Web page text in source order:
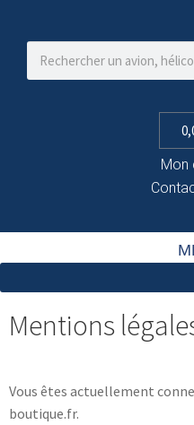
Mon
Mentions
Vous êtes actuellement
boutique.fr.